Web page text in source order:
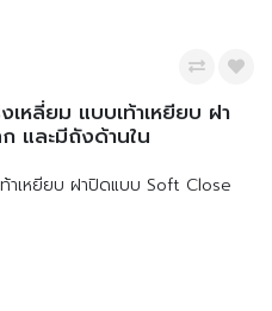
หลี่ยม แบบเท้าเหยียบ ฝา
และมีถังด้านใน
าเหยียบ ฝาปิดแบบ Soft Close